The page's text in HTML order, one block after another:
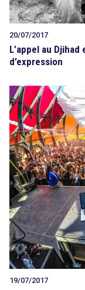
20/07/2017
L’appel au
d’expression
19/07/2017